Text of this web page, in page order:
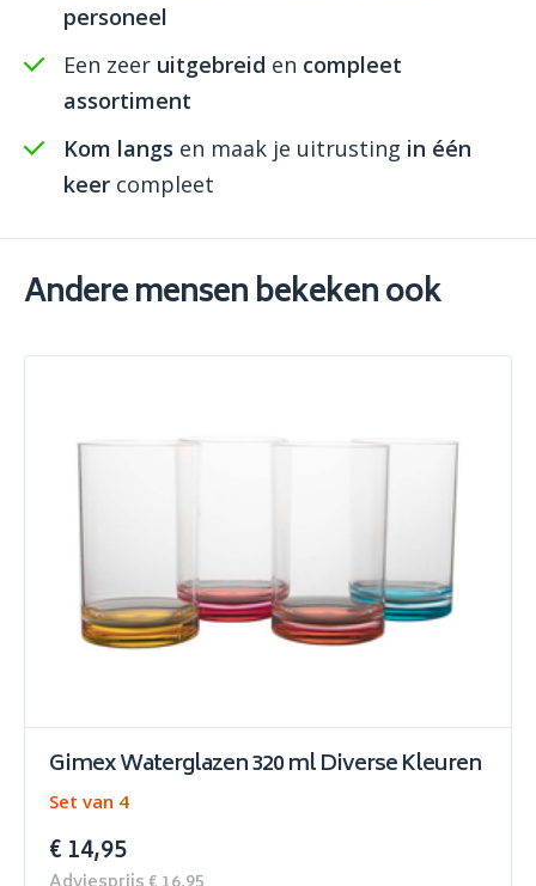
personeel
Een zeer uitgebreid en compleet
assortiment
Kom langs en maak je uitrusting in één
keer compleet
Andere mensen bekeken ook
Gimex Waterglazen 320 ml Diverse Kleuren
Set van 4
€ 14,95